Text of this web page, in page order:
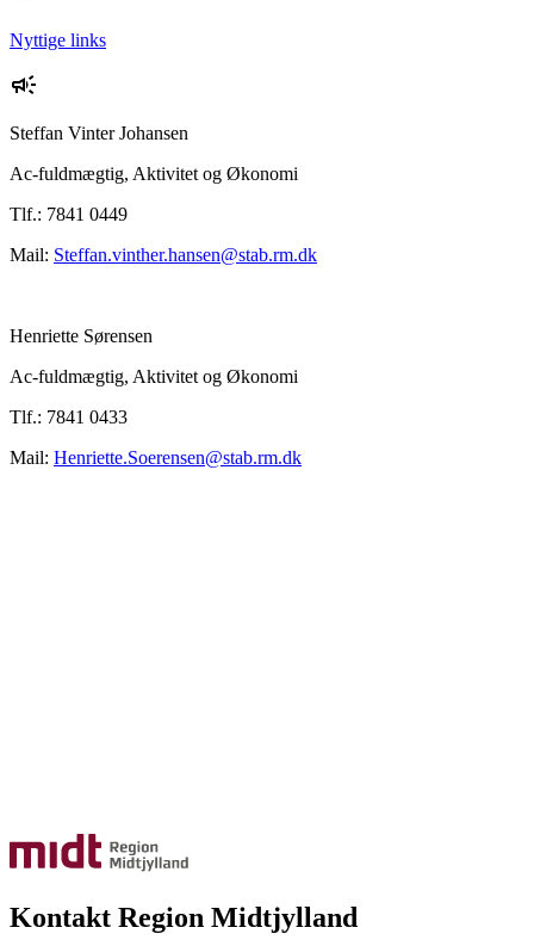
Nyttige links
Steffan Vinter Johansen
Ac-fuldmægtig, Aktivitet og Økonomi
Tlf.: 7841 0449
Mail: Steffan.vinther.hansen@stab.rm.dk
Henriette Sørensen
Ac-fuldmægtig, Aktivitet og Økonomi
Tlf.: 7841 0433
Mail: Henriette.Soerensen@stab.rm.dk
Kontakt Region Midtjylland